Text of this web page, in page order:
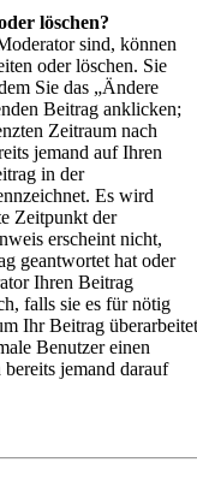
löschen?
sind, können
oder löschen. Sie
Sie das „Ändere
Beitrag anklicken;
Zeitraum nach
jemand auf Ihren
in der
Es wird
Zeitpunkt der
erscheint nicht,
geantwortet hat oder
Ihren Beitrag
falls sie es für nötig
Ihr Beitrag überarbeitet
Benutzer einen
jemand darauf